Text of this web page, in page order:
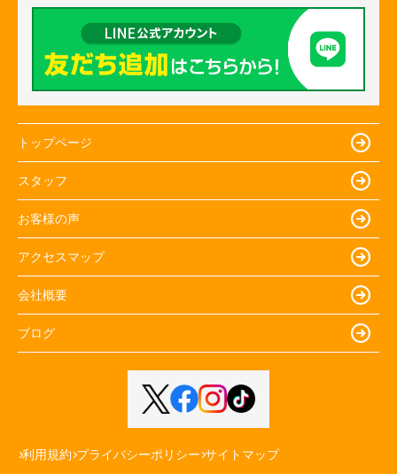
トップページ
スタッフ
お客様の声
アクセスマップ
会社概要
ブログ
利用規約 プライバシーポリシー サイトマップ